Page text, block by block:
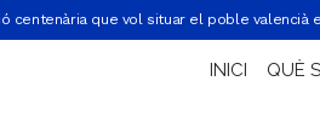
centenària que vol situar el poble valencià
INICI QUÈ